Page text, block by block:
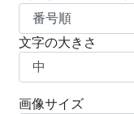
文字の大きさ
画像サイズ